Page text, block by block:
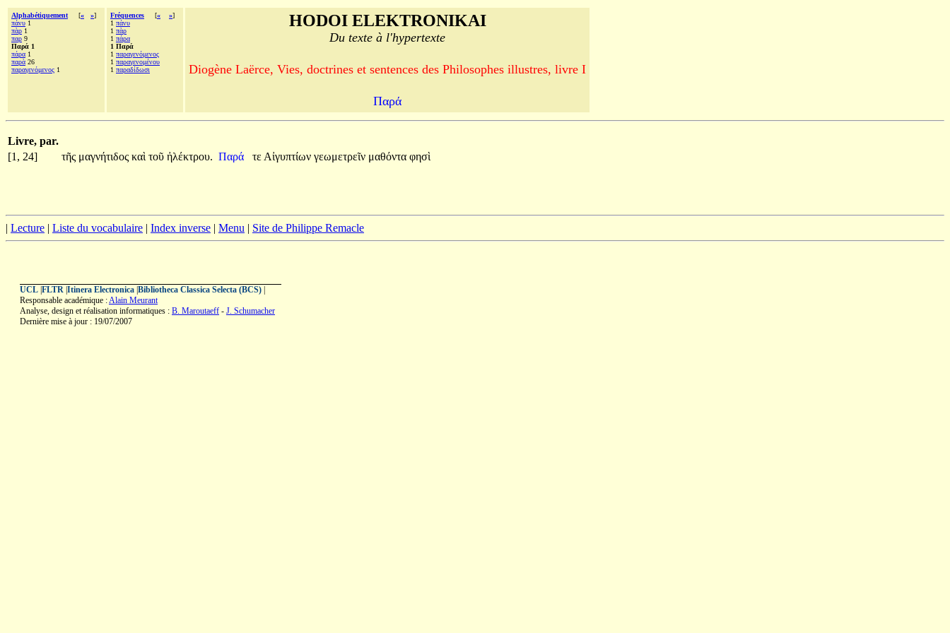
Alphabétiquement [« »]
πάνυ 1
πὰρ 1
παρ 9
Παρά 1
πάρα 1
παρὰ 26
παραγενόμενος 1
Fréquences [« »]
1 πάνυ
1 πὰρ
1 πάρα
1 Παρά
1 παραγενόμενος
1 παραγενομένου
1 παραδίδωσι
HODOI ELEKTRONIKAI
Du texte à l'hypertexte
Diogène Laërce, Vies, doctrines et sentences des Philosophes illustres, livre I
Παρά
Livre, par.
[1, 24]
τῆς μαγνήτιδος καὶ τοῦ ἠλέκτρου. Παρά τε Αἰγυπτίων γεωμετρεῖν μαθόντα φησὶ
| Lecture | Liste du vocabulaire | Index inverse | Menu | Site de Philippe Remacle
UCL FLTR Itinera Electronica Bibliotheca Classica Selecta (BCS)
Responsable académique :Alain Meurant
Analyse, design et réalisation informatiques : B. Maroutaeff - J. Schumacher
Dernière mise à jour : 19/07/2007